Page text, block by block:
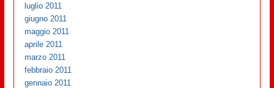
luglio 2011
giugno 2011
maggio 2011
aprile 2011
marzo 2011
febbraio 2011
gennaio 2011